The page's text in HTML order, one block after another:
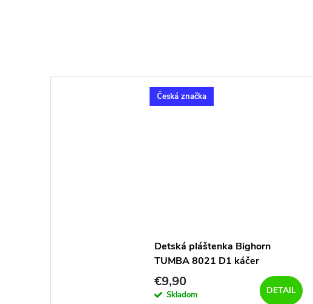
Česká značka
Detská pláštenka Bighorn
TUMBA 8021 D1 káčer
€9,90
Skladom DETAIL